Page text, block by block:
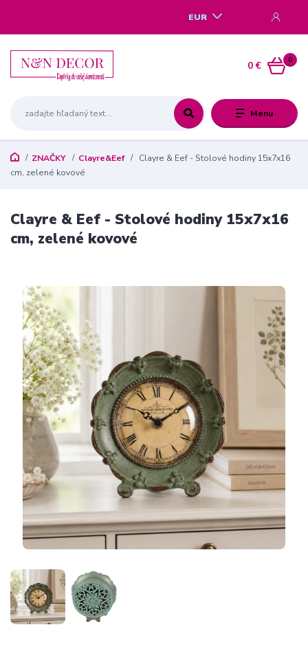
Menu
EUR
0
0 €
ZNAČKY Clayre&Eef
Clayre & Eef - Stolové hodiny 15x7x16
cm, zelené kovové
Clayre & Eef - Stolové hodiny 15x7x16
cm, zelené kovové